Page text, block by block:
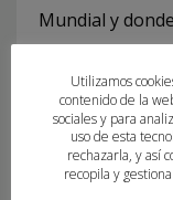
Mundial y
porcentaje de
70 por ciento.
en la final
hacían muy
se había hecho
Utilizamos
contenido de la
sociales y para
uso de esta
rechazarla, y así
recopila y